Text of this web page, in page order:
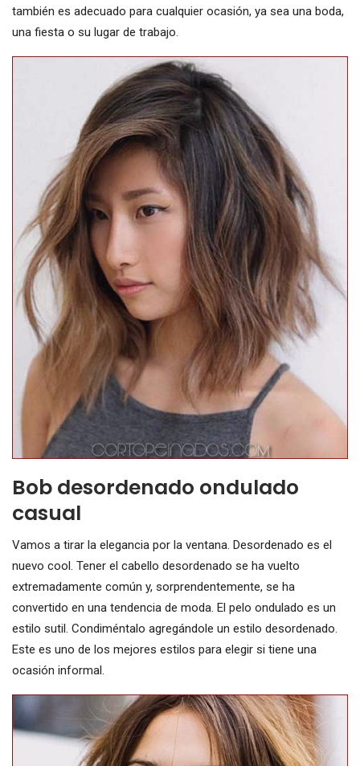
también es adecuado para cualquier ocasión, ya sea una boda,
una fiesta o su lugar de trabajo.
Bob desordenado ondulado
casual
Vamos a tirar la elegancia por la ventana. Desordenado es el
nuevo cool. Tener el cabello desordenado se ha vuelto
extremadamente común y, sorprendentemente, se ha
convertido en una tendencia de moda. El pelo ondulado es un
estilo sutil. Condiméntalo agregándole un estilo desordenado.
Este es uno de los mejores estilos para elegir si tiene una
ocasión informal.